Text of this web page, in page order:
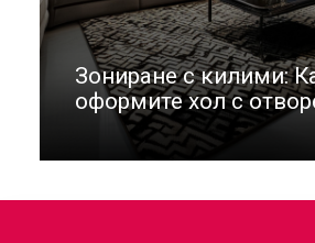
Зониране с килими:
оформите хол с